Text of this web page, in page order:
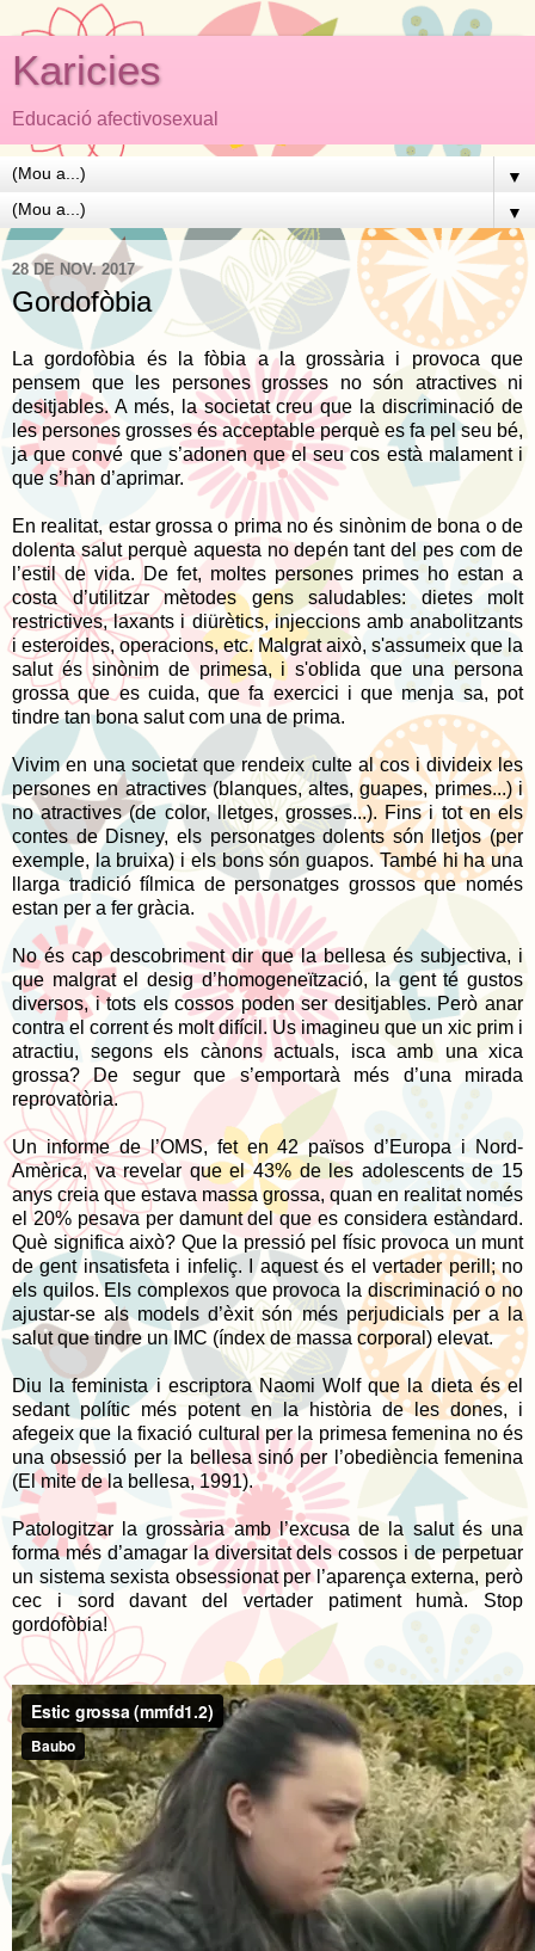
Karicies
Educació afectivosexual
▼
▼
28 DE NOV. 2017
Gordofòbia
La gordofòbia és la fòbia a la grossària i provoca que
pensem que les persones grosses no són atractives ni
desitjables. A més, la societat creu que la discriminació de
les persones grosses és acceptable perquè es fa pel seu bé,
ja que convé que s’adonen que el seu cos està malament i
que s’han d’aprimar.
En realitat, estar grossa o prima no és sinònim de bona o de
dolenta salut perquè aquesta no depén tant del pes com de
l’estil de vida. De fet, moltes persones primes ho estan a
costa d’utilitzar mètodes gens saludables: dietes molt
restrictives, laxants i diürètics, injeccions amb anabolitzants
i esteroides, operacions, etc. Malgrat això, s'assumeix que la
salut és sinònim de primesa, i s'oblida que una persona
grossa que es cuida, que fa exercici i que menja sa, pot
tindre tan bona salut com una de prima.
Vivim en una societat que rendeix culte al cos i divideix les
persones en atractives (blanques, altes, guapes, primes...) i
no atractives (de color, lletges, grosses...). Fins i tot en els
contes de Disney, els personatges dolents són lletjos (per
exemple, la bruixa) i els bons són guapos. També hi ha una
llarga tradició fílmica de personatges grossos que només
estan per a fer gràcia.
No és cap descobriment dir que la bellesa és subjectiva, i
que malgrat el desig d’homogeneïtzació, la gent té gustos
diversos, i tots els cossos poden ser desitjables. Però anar
contra el corrent és molt difícil. Us imagineu que un xic prim i
atractiu, segons els cànons actuals, isca amb una xica
grossa? De segur que s’emportarà més d’una mirada
reprovatòria.
Un informe de l’OMS, fet en 42 països d’Europa i Nord-
Amèrica, va revelar que el 43% de les adolescents de 15
anys creia que estava massa grossa, quan en realitat només
el 20% pesava per damunt del que es considera estàndard.
Què significa això? Que la pressió pel físic provoca un munt
de gent insatisfeta i infeliç. I aquest és el vertader perill; no
els quilos. Els complexos que provoca la discriminació o no
ajustar-se als models d’èxit són més perjudicials per a la
salut que tindre un IMC (índex de massa corporal) elevat.
Diu la feminista i escriptora Naomi Wolf que la dieta és el
sedant polític més potent en la història de les dones, i
afegeix que la fixació cultural per la primesa femenina no és
una obsessió per la bellesa sinó per l’obediència femenina
(El mite de la bellesa, 1991).
Patologitzar la grossària amb l’excusa de la salut és una
forma més d’amagar la diversitat dels cossos i de perpetuar
un sistema sexista obsessionat per l’aparença externa, però
cec i sord davant del vertader patiment humà. Stop
gordofòbia!